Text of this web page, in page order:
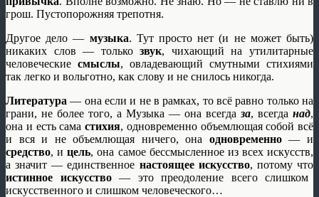
грош. Пустопорожняя трепотня.
Другое дело — музыка. Тут просто нет (и не может быть)
никаких слов — толькозвук, чихающий на утилитарные
человеческие смыслы, овладевающий смутными стихиями
так легко и вольготно, как слову и не снилось никогда.
Литература — она если и не в рамках, то всё равно только на
грани, не более того, а Музыка — она всегда за, всегда над,
она и есть сама стихия, одновременно объемлющая собой всё
и вся и не объемлющая ничего, она одновременно— и
средство, и цель, она самое бессмысленное из всех искусств,
а значит — единственное настоящее искусство, потому что
истинное искусство— это преодоление всего слишком
искусственного и слишком человеческого…